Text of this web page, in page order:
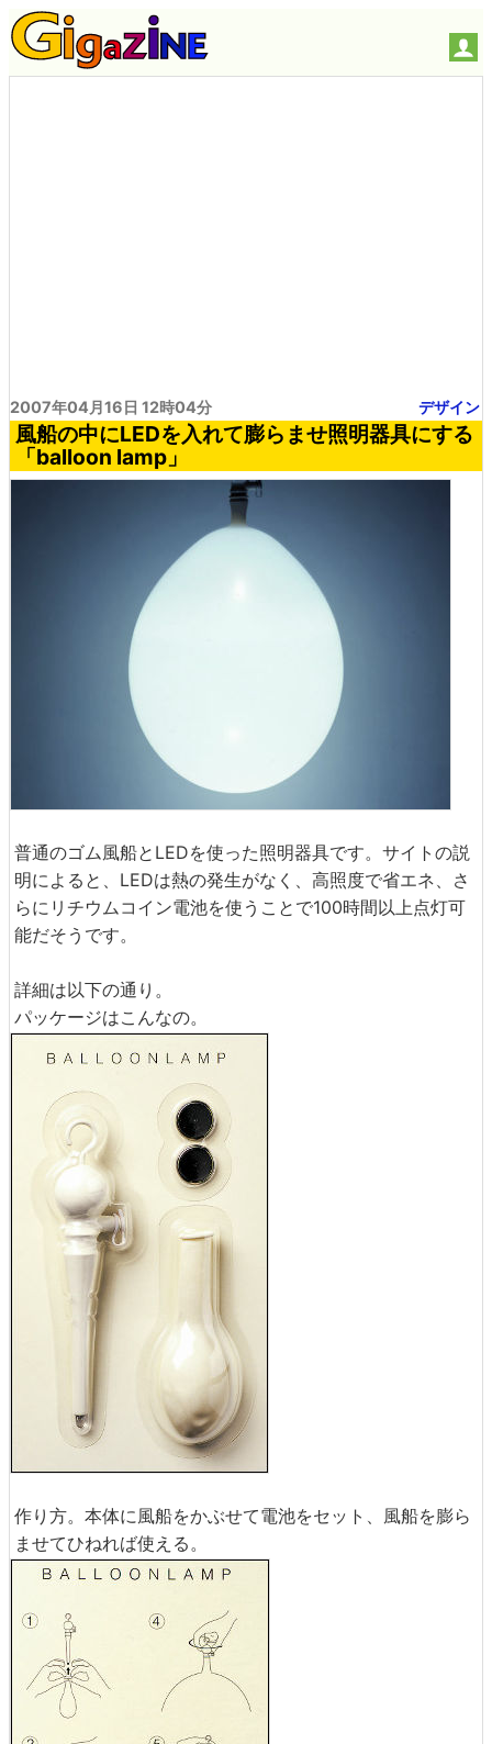
2007年04月16日 12時04分 デザイン
風船の中にLEDを入れて膨らませ照明器具にする
「balloon lamp」
普通のゴム風船とLEDを使った照明器具です。サイトの説
明によると、LEDは熱の発生がなく、高照度で省エネ、さ
らにリチウムコイン電池を使うことで100時間以上点灯可
能だそうです。
詳細は以下の通り。
パッケージはこんなの。
作り方。本体に風船をかぶせて電池をセット、風船を膨ら
ませてひねれば使える。